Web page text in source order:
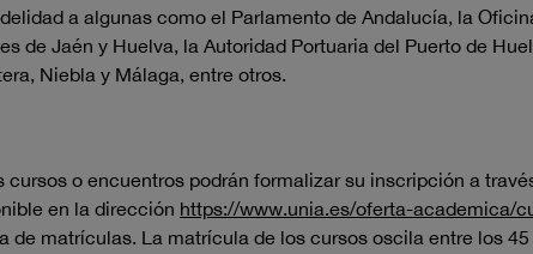
a algunas como el Parlamento de Andalucía, la
de Jaén y Huelva, la Autoridad Portuaria del Puerto de
Niebla y Málaga, entre otros.
o encuentros podrán formalizar su inscripción a
en la dirección https://www.unia.es/oferta-academica/
de matrículas. La matrícula de los cursos oscila entre los